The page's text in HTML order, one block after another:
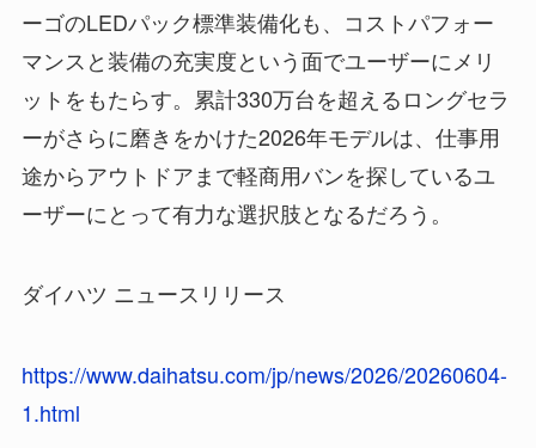
ーゴのLEDパック標準装備化も、コストパフォー
マンスと装備の充実度という面でユーザーにメリ
ットをもたらす。累計330万台を超えるロングセラ
ーがさらに磨きをかけた2026年モデルは、仕事用
途からアウトドアまで軽商用バンを探しているユ
ーザーにとって有力な選択肢となるだろう。
ダイハツ ニュースリリース
https://www.daihatsu.com/jp/news/2026/20260604-
1.html